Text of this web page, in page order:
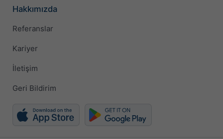
Hakkımızda
Referanslar
Kariyer
İletişim
Geri Bildirim